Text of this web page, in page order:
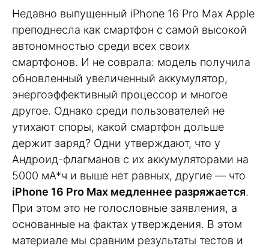
Недавно выпущенный iPhone 16 Pro Max Apple
преподнесла как смартфон с самой высокой
автономностью среди всех своих
смартфонов. И не соврала: модель получила
обновленный увеличенный аккумулятор,
энергоэффективный процессор и многое
другое. Однако среди пользователей не
утихают споры, какой смартфон дольше
держит заряд? Одни утверждают, что у
Андроид-флагманов с их аккумуляторами на
5000 мА*ч и выше нет равных, другие — что
iPhone 16 Pro Max медленнее разряжается.
При этом это не голословные заявления, а
основанные на фактах утверждения. В этом
материале мы сравним результаты тестов и